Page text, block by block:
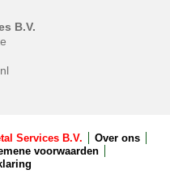
B.V.
Services B.V.
Over ons
voorwaarden